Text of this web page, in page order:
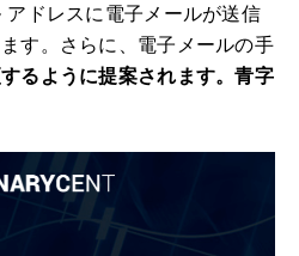
ドレスに電子メールが送信
す。
さらに、電子メールの手
るように提案されます。青字